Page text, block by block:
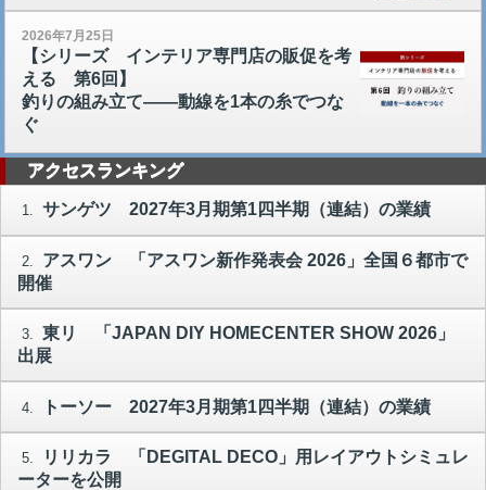
2026年7月25日
【シリーズ インテリア専門店の販促を考
える 第6回】
釣りの組み立て――動線を1本の糸でつな
ぐ
アクセスランキング
1. サンゲツ 2027年3月期第1四半期（連結）の業績
2.
アスワン 「アスワン新作発表会 2026」全国６都市で
開催
3. 東リ 「JAPAN DIY HOMECENTER SHOW 2026」
出展
4. トーソー 2027年3月期第1四半期（連結）の業績
5.
リリカラ 「DEGITAL DECO」用レイアウトシミュレ
ーターを公開